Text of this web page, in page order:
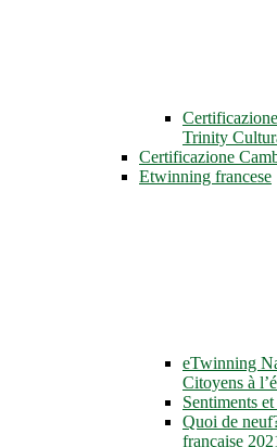
Trinity
Certificazione
Etwinning francese
eTwinning
Citoyens à
Sentiments
Quoi de
française